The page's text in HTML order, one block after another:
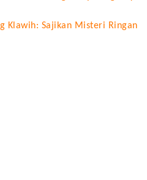
Klawih: Sajikan Misteri Ringan